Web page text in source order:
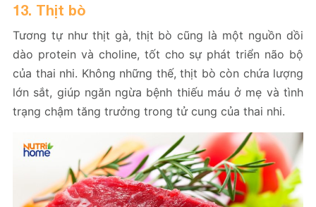
13. Thịt bò
Tương tự như thịt gà, thịt bò cũng là một nguồn dồi
dào protein và choline, tốt cho sự phát triển não bộ
của thai nhi. Không những thế, thịt bò còn chứa lượng
lớn sắt, giúp ngăn ngừa bệnh thiếu máu ở mẹ và tình
trạng chậm tăng trưởng trong tử cung của thai nhi.